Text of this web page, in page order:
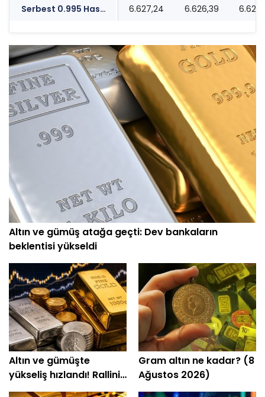
Serbest 0.995 Has Altın TL/Gr 6.627,24 6.626,39
Altın ve gümüş atağa geçti: Dev bankaların
beklentisi yükseldi
Altın ve gümüşte
yükseliş hızlandı! Rallinin
5 nedeni ortaya çıktı
Gram altın ne kadar? (8
Ağustos 2026)